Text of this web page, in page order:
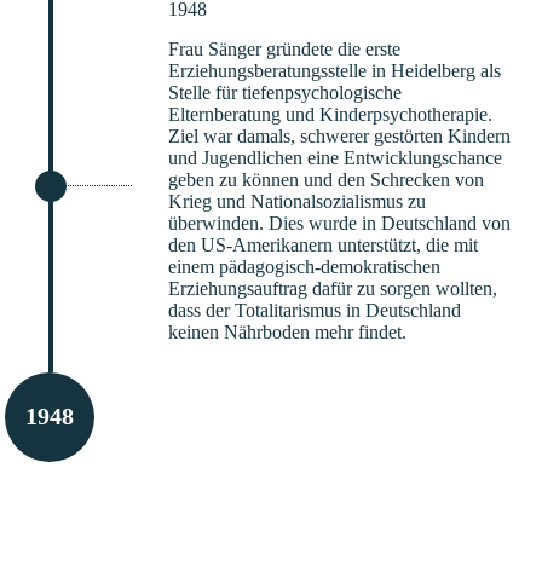
1948
Frau Sänger gründete die erste
Erziehungsberatungsstelle in Heidelberg als
Stelle für tiefenpsychologische
Elternberatung und Kinderpsychotherapie.
Ziel war damals, schwerer gestörten Kindern
und Jugendlichen eine Entwicklungschance
geben zu können und den Schrecken von
Krieg und Nationalsozialismus zu
überwinden. Dies wurde in Deutschland von
den US-Amerikanern unterstützt, die mit
einem pädagogisch-demokratischen
Erziehungsauftrag dafür zu sorgen wollten,
dass der Totalitarismus in Deutschland
keinen Nährboden mehr findet.
1948